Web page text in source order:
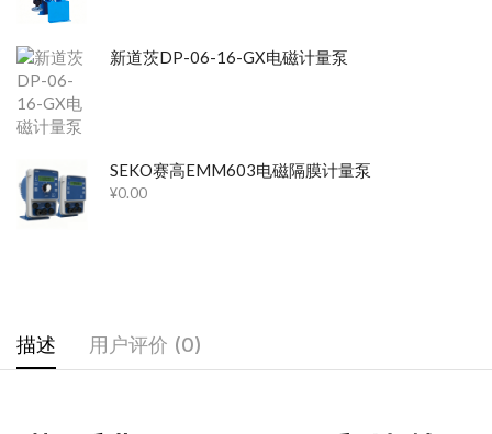
新道茨DP-06-16-GX电磁计量泵
SEKO赛高EMM603电磁隔膜计量泵
¥0.00
描述 用户评价 (0)